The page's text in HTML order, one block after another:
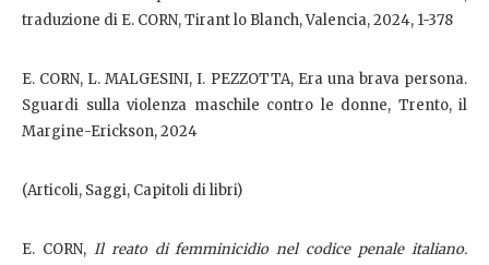
traduzione di E. CORN, Tirant lo Blanch, Valencia, 2024, 1-378
E. CORN, L. MALGESINI, I. PEZZOTTA, Era una brava persona.
Sguardi sulla violenza maschile contro le donne, Trento, il
Margine-Erickson, 2024
(Articoli, Saggi, Capitoli di libri)
E. CORN, Il reato di femminicidio nel codice penale italiano.